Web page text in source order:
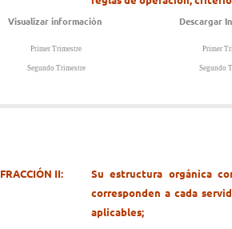
Visualizar información Descargar
Primer Trimestre
Segundo Trimestre
Primer
Segundo
FRACCIÓN II:
Su estructura orgánica
corresponden a cada
aplicables;